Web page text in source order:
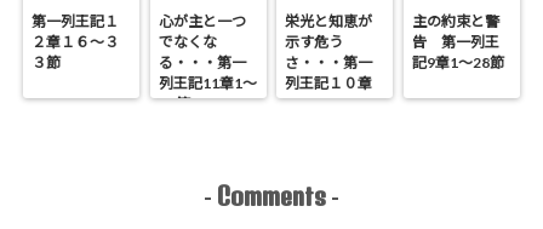
第一列王記１
２章１６～３
３節
心が主と一つ
でなくな
る・・・第一
列王記11章1～
25節
栄光と知恵が
示す危う
さ・・・第一
列王記１０章
主の約束と警
告 第一列王
記9章1～28節
- Comments -